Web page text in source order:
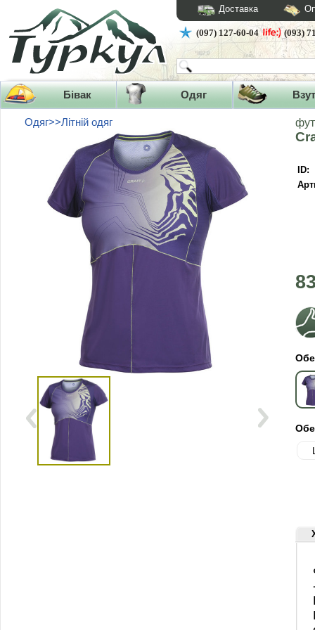
Доставка
(097) 127-60-04 (093)
Бівак Одяг
Одяг>>Літній одяг
ID: